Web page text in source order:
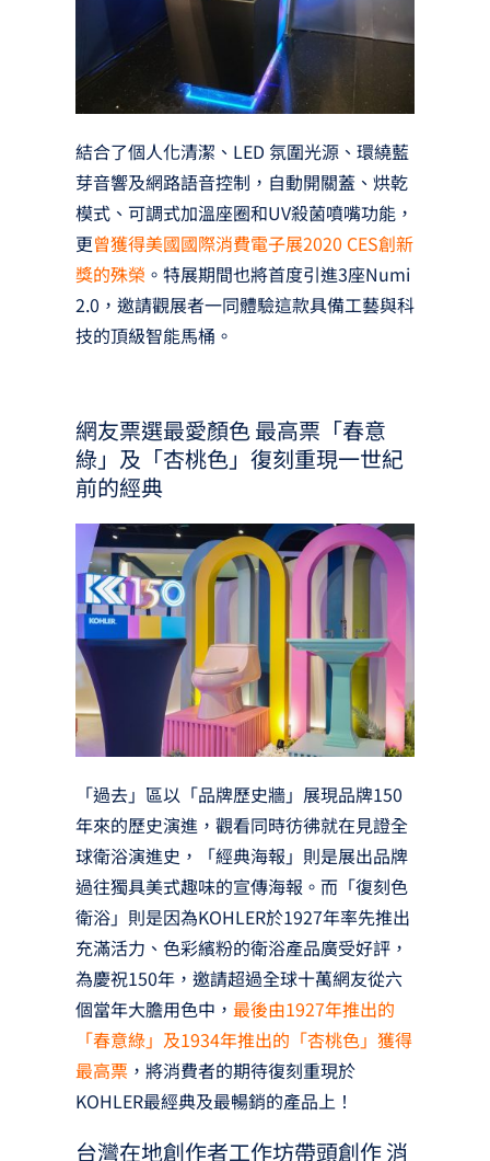
結合了個人化清潔、LED 氛圍光源、環繞藍
芽音響及網路語音控制，自動開關蓋、烘乾
模式、可調式加溫座圈和UV殺菌噴嘴功能，
更曾獲得美國國際消費電子展2020 CES創新
獎的殊榮 。特展期間也將首度引進3座Numi
2.0，邀請觀展者一同體驗這款具備工藝與科
技的頂級智能馬桶。
網友票選最愛顏色 最高票「春意
綠」及「杏桃色」復刻重現一世紀
前的經典
「過去」區以「品牌歷史牆」展現品牌150
年來的歷史演進，觀看同時彷彿就在見證全
球衛浴演進史，「經典海報」則是展出品牌
過往獨具美式趣味的宣傳海報。而「復刻色
衛浴」則是因為KOHLER於1927年率先推出
充滿活力、色彩繽粉的衛浴產品廣受好評，
為慶祝150年，邀請超過全球十萬網友從六
個當年大膽用色中， 最後由1927年推出的
「春意綠」及1934年推出的「杏桃色」獲得
最高票，將消費者的期待復刻重現於
KOHLER最經典及最暢銷的產品上！
台灣在地創作者工作坊帶頭創作 消